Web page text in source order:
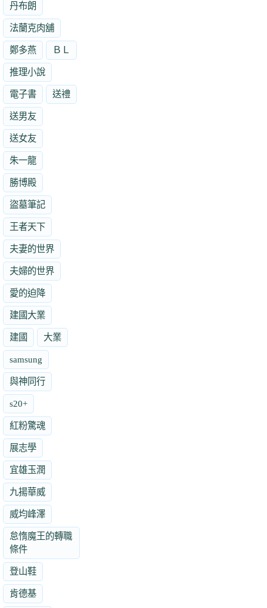
丹布朗
法蘭克肉舖
鄭多燕 ＢＬ
推理小說
電子書 送禮
送男友
送女友
朱一龍
勝博殿
盜墓筆記
王者天下
夫妻的世界
夫婦的世界
愛的迫降
建國大業
建國 大業
samsung
與神同行
s20+
紅粉驚魂
展志學
宜雄玉潤
九揚華威
威均峰澤
怠惰魔王的轉職
條件
登山鞋
肯德基